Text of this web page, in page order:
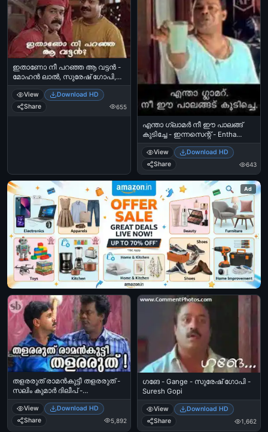
ഇതാണോ നീ പറഞ്ഞ ആ വട്ടന്‍ -
മോഹന്‍ ലാല്‍, സുരേഷ് ഗോപി,
മണിച്ചിത്ര താഴ് - Ithaano nee
paranja aa vattan
View
Download HD
Share
655
എന്താ ഗ്ലാമര്‍ നീ ഈ പാലങ്ങ്
കുടിച്ചേ - ഇന്നസെന്റ് - Entha
Glamour. Nee Ee Palangu Kudiche
View
Download HD
Share
643
Ad
തളരരുത് രാമന്‍കുട്ടീ തളരരുത് -
സലിം കുമാര്‍ ദിലീപ് -
കല്യാണരാമന്‍ - Thalararuth
Raman Kuttee - Salim Kumar, Dilip
in Kalyanaraman
View
Download HD
Share
5,892
ഗങേ - Gange - സുരേഷ് ഗോപി -
Suresh Gopi
View
Download HD
Share
1,662